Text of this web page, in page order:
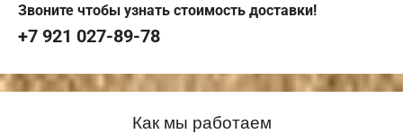
Звоните чтобы узнать стоимость доставки!
+7 921 027-89-78
Как мы работаем